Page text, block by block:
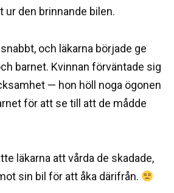
ur den brinnande bilen.
och läkarna började ge
barnet. Kvinnan förväntade sig
— hon höll noga ögonen
för att se till att de mådde
läkarna att vårda de skadade,
sin bil för att åka därifrån.